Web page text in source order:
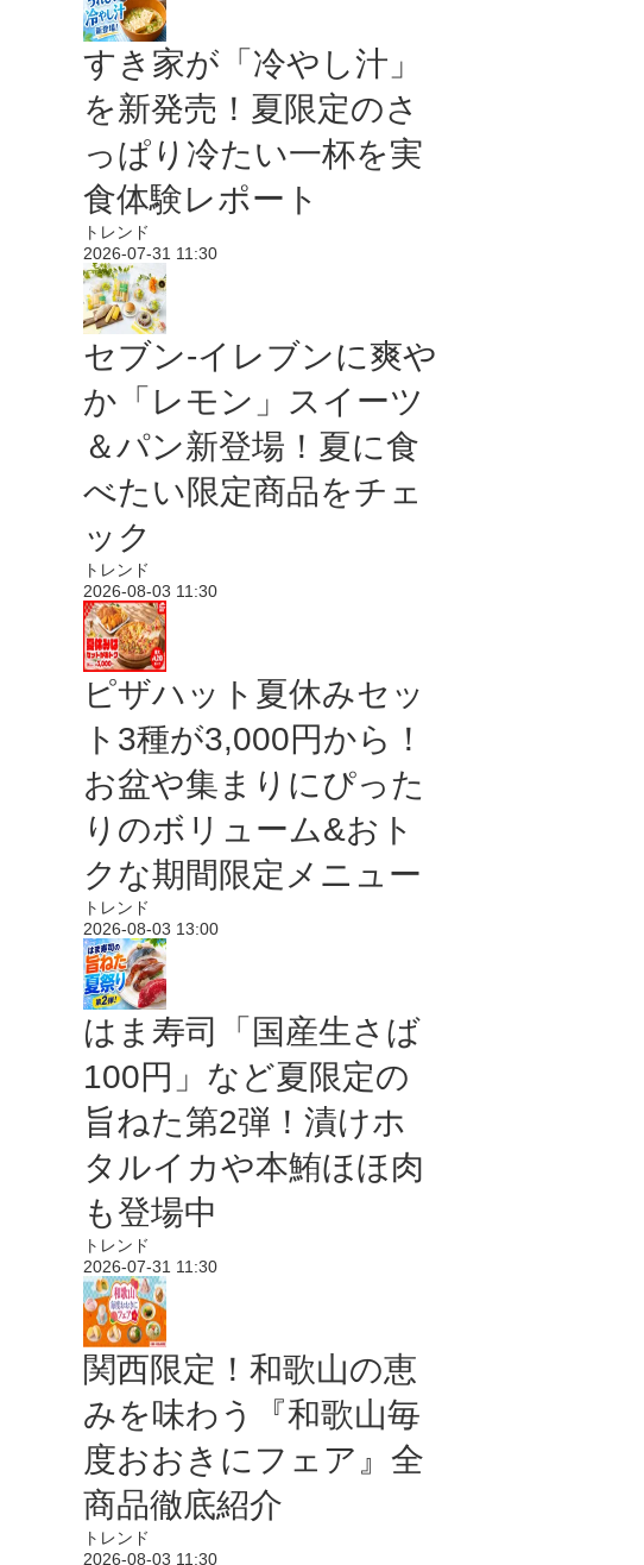
すき家が「冷やし汁」
を新発売！夏限定のさ
っぱり冷たい一杯を実
食体験レポート
トレンド
2026-07-31 11:30
セブン‐イレブンに爽や
か「レモン」スイーツ
＆パン新登場！夏に食
べたい限定商品をチェ
ック
トレンド
2026-08-03 11:30
ピザハット夏休みセッ
ト3種が3,000円から！
お盆や集まりにぴった
りのボリューム&おト
クな期間限定メニュー
トレンド
2026-08-03 13:00
はま寿司「国産生さば
100円」など夏限定の
旨ねた第2弾！漬けホ
タルイカや本鮪ほほ肉
も登場中
トレンド
2026-07-31 11:30
関西限定！和歌山の恵
みを味わう『和歌山毎
度おおきにフェア』全
商品徹底紹介
トレンド
2026-08-03 11:30